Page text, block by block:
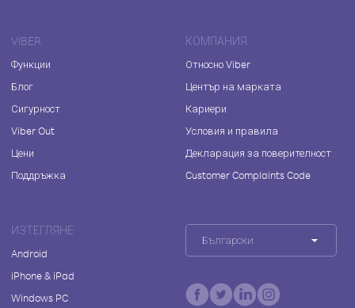
VIBER
Функции
Блог
Сигурност
Viber Out
Цени
Поддръжка
КОМПАНИЯ
Относно Viber
Център на марката
Кариери
Условия и правила
Декларация за поверителност
Customer Complaints Code
ИЗТЕГЛЯНЕ
Android
iPhone & iPad
Windows PC
Български